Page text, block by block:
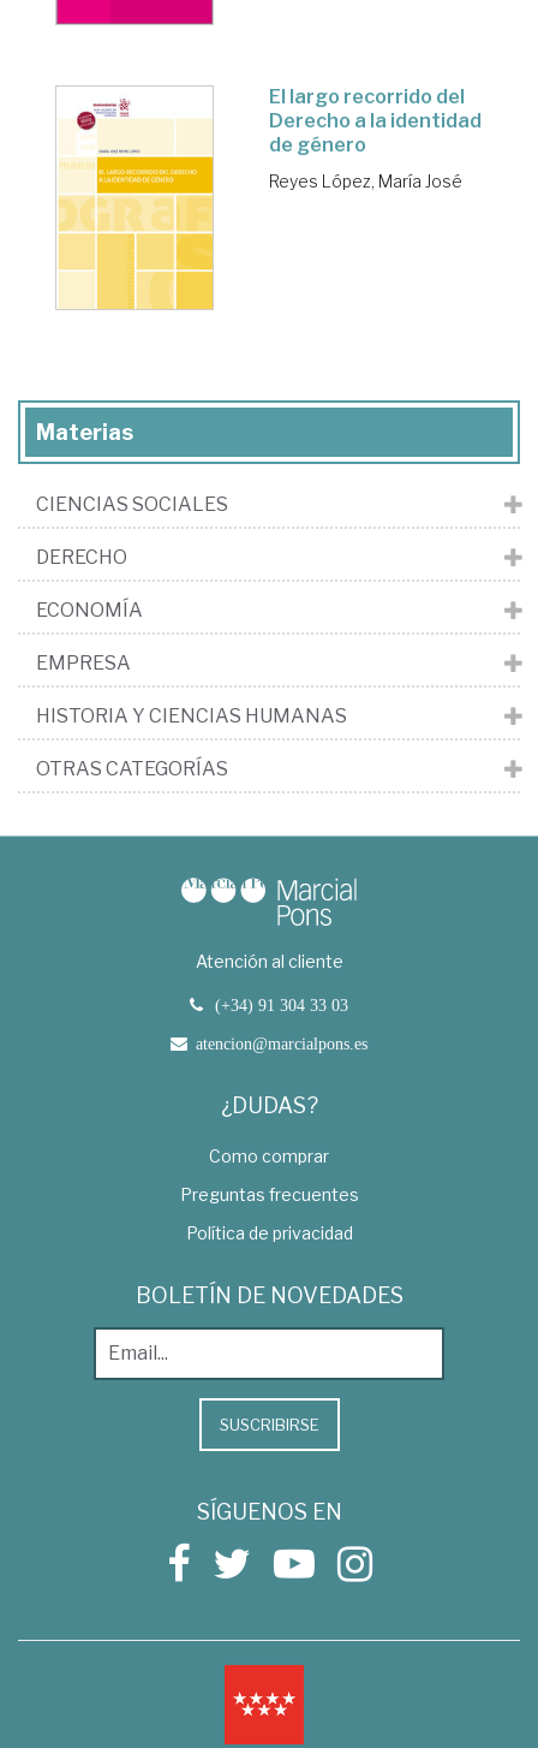
El largo recorrido del
Derecho a la identidad
de género
Reyes López, María José
Materias
CIENCIAS SOCIALES
DERECHO
ECONOMÍA
EMPRESA
HISTORIA Y CIENCIAS HUMANAS
OTRAS CATEGORÍAS
Atención al cliente
(+34) 91 304 33 03
atencion@marcialpons.es
¿DUDAS?
Como comprar
Preguntas frecuentes
Política de privacidad
BOLETÍN DE NOVEDADES
SUSCRIBIRSE
SÍGUENOS EN